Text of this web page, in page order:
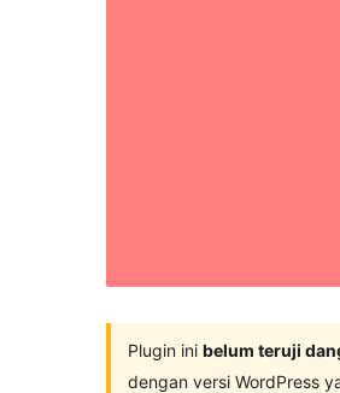
Plugin ini belum teruji
dengan versi WordPress